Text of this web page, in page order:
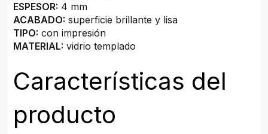
ESPESOR: 4 mm
ACABADO: superficie brillante y lisa
TIPO: con impresión
MATERIAL: vidrio templado
Características del
producto